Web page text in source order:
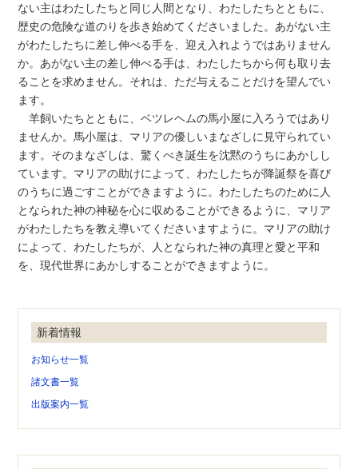
ない主はわたしたちと同じ人間となり、わたしたちとともに、
歴史の危険な道のりを歩き始めてくださいました。あがない主
がわたしたちに差し伸べる手を、迎え入れようではありません
か。あがない主の差し伸べる手は、わたしたちから何も取り去
ることを求めません。それは、ただ与えることだけを望んでい
ます。
羊飼いたちとともに、ベツレヘムの馬小屋に入ろうではあり
ませんか。馬小屋は、マリアの優しいまなざしに見守られてい
ます。そのまなざしは、驚くべき誕生を沈黙のうちにあかしし
ています。マリアの助けによって、わたしたちが降誕祭を喜び
のうちに過ごすことができますように。わたしたちのために人
となられた神の神秘を心に収めることができるように、マリア
がわたしたちを教え導いてくださいますように。マリアの助け
によって、わたしたちが、人となられた神の真理と愛と平和
を、現代世界にあかしすることができますように。
新着情報
お知らせ一覧
諸文書一覧
出版案内一覧